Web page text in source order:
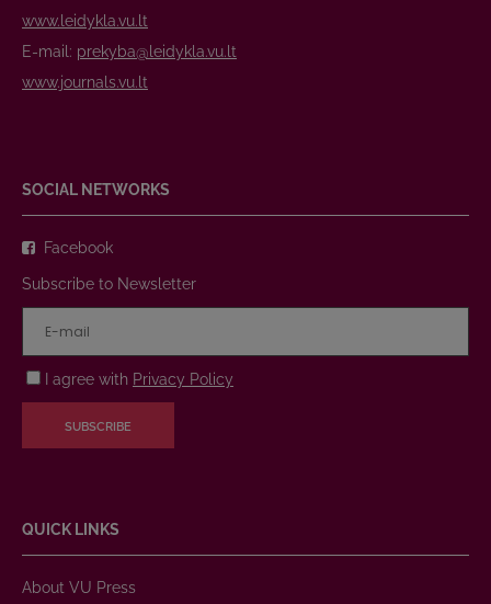
www.leidykla.vu.lt
E-mail: prekyba@leidykla.vu.lt
www.journals.vu.lt
SOCIAL NETWORKS
Facebook
Subscribe to Newsletter
I agree with Privacy Policy
SUBSCRIBE
QUICK LINKS
About VU Press